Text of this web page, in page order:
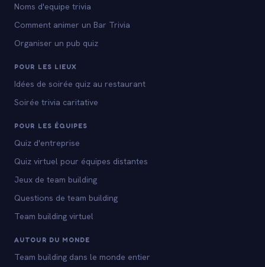
Noms d'equipe trivia
Comment animer un Bar Trivia
Organiser un pub quiz
POUR LES LIEUX
Idées de soirée quiz au restaurant
Soirée trivia caritative
POUR LES ÉQUIPES
Quiz d'entreprise
Quiz virtuel pour équipes distantes
Jeux de team building
Questions de team building
Team building virtuel
AUTOUR DU MONDE
Team building dans le monde entier